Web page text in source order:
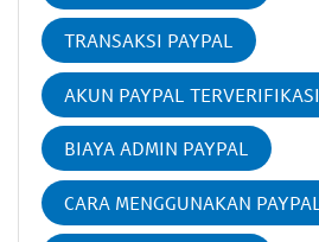
TRANSAKSI PAYPAL
AKUN PAYPAL TERVERIFIKASI
BIAYA ADMIN PAYPAL
CARA MENGGUNAKAN PAYPAL